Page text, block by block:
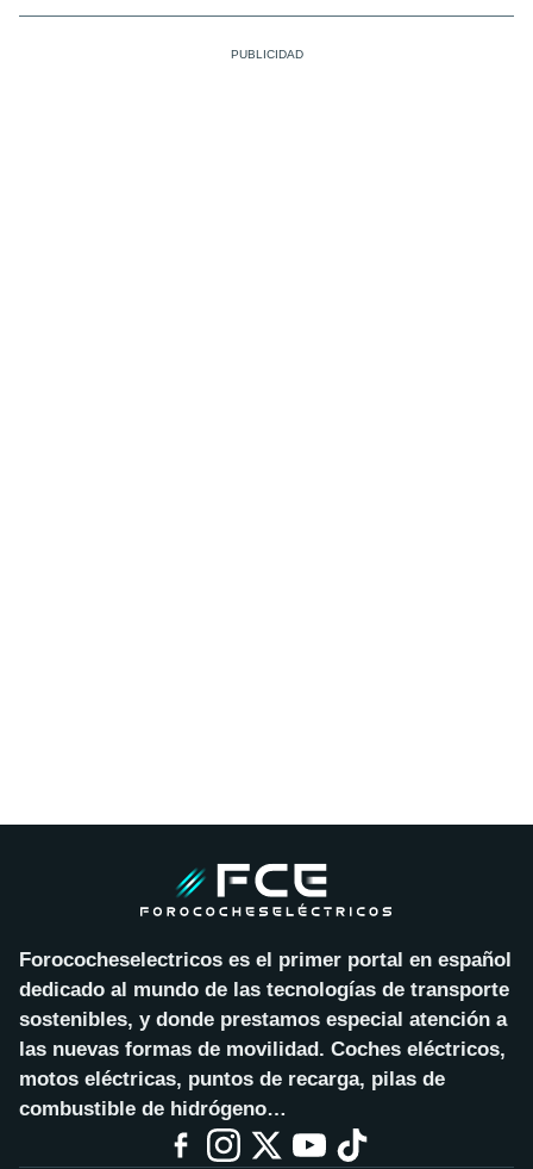
Forococheselectricos es el primer portal en español
dedicado al mundo de las tecnologías de transporte
sostenibles, y donde prestamos especial atención a
las nuevas formas de movilidad. Coches eléctricos,
motos eléctricas, puntos de recarga, pilas de
combustible de hidrógeno…